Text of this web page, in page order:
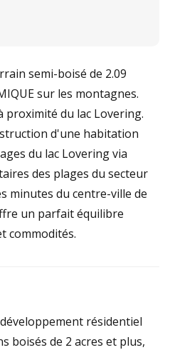
semi-boisé de 2.09
sur les montagnes.
proximité du lac Lovering.
d'une habitation
du lac Lovering via
des plages du secteur
minutes du centre-ville de
un parfait équilibre
commodités.
résidentiel
boisés de 2 acres et plus,